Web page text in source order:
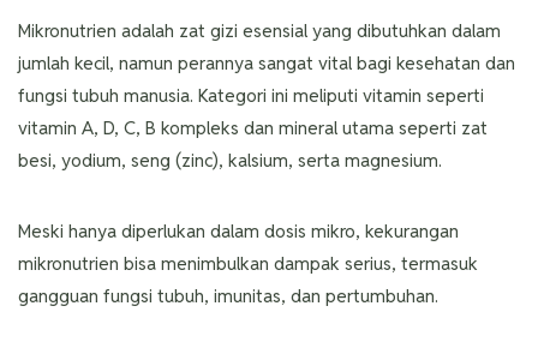
Mikronutrien adalah zat gizi esensial yang dibutuhkan dalam
jumlah kecil, namun perannya sangat vital bagi kesehatan dan
fungsi tubuh manusia. Kategori ini meliputi vitamin seperti
vitamin A, D, C, B kompleks dan mineral utama seperti zat
besi, yodium, seng (zinc), kalsium, serta magnesium.
Meski hanya diperlukan dalam dosis mikro, kekurangan
mikronutrien bisa menimbulkan dampak serius, termasuk
gangguan fungsi tubuh, imunitas, dan pertumbuhan.